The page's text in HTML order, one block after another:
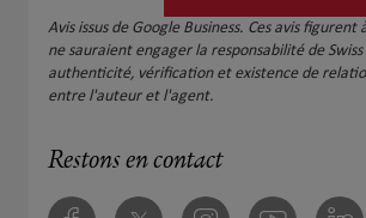
Avis issus de Google Business. Ces avis
ne sauraient engager la responsabilité de
authenticité, vérification et existence de
entre l'auteur et l'agent.
Restons en contact